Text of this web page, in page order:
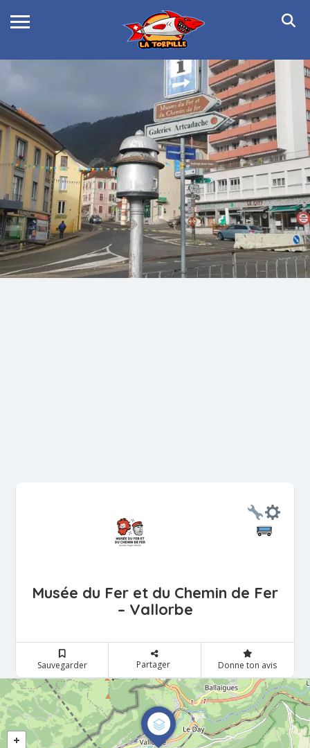
Musée du Fer et du Chemin de Fer
– Vallorbe
Sauvegarder Partager Donne ton avis